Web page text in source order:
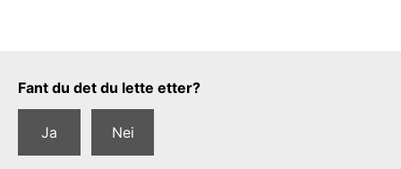
Tilbakemeldingsskjema
Fant du det du lette etter?
Ja Nei